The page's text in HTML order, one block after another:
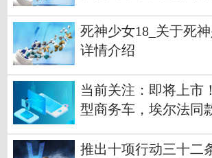
死神少女18_关于死
详情介绍
当前关注：即将上市
型商务车，埃尔法同
推出十项行动三十二